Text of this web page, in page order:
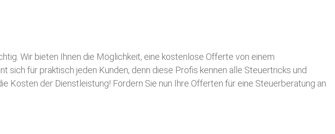
Wir bieten Ihnen die Möglichkeit, eine kostenlose Offerte von einem
sich für praktisch jeden Kunden, denn diese Profis kennen alle Steuertricks und
Kosten der Dienstleistung! Fordern Sie nun Ihre Offerten für eine Steuerberatung an